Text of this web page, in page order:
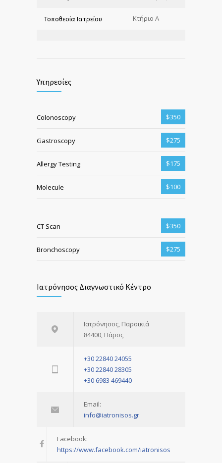
Τοποθεσία Ιατρείου Κτήριο Α
Υπηρεσίες
Colonoscopy $350
Gastroscopy $275
Allergy Testing $175
Molecule $100
CT Scan $350
Bronchoscopy $275
Ιατρόνησος Διαγνωστικό Κέντρο
Ιατρόνησος, Παροικιά
84400, Πάρος
+30 22840 24055
+30 22840 28305
+30 6983 469440
Email:
info@iatronisos.gr
Facebook:
https://www.facebook.com/iatronisos